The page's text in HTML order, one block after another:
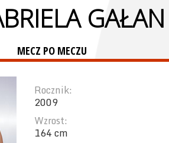
GAŁAN
MECZ PO MECZU
Rocznik:
2009
Wzrost:
164 cm